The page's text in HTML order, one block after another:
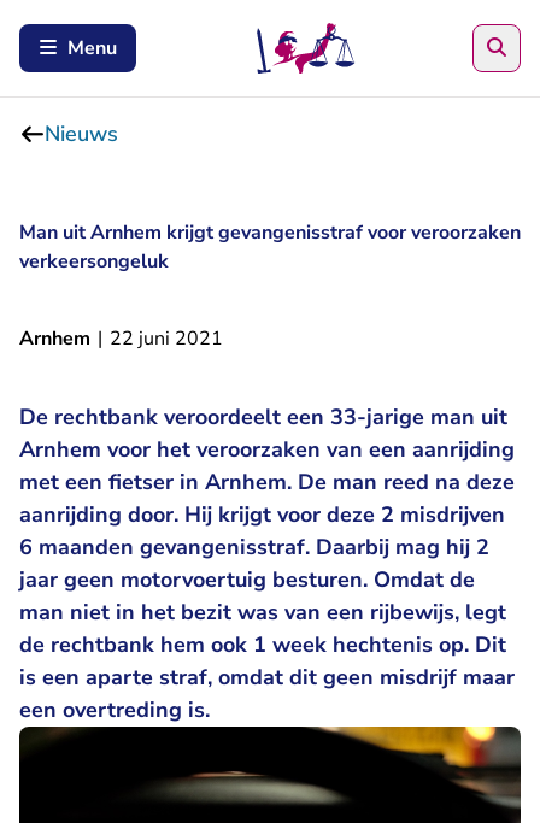
Menu
Nieuws
Man uit Arnhem krijgt gevangenisstraf voor veroorzaken
verkeersongeluk
Arnhem | 22 juni 2021
De rechtbank veroordeelt een 33-jarige man uit
Arnhem voor het veroorzaken van een aanrijding
met een fietser in Arnhem. De man reed na deze
aanrijding door. Hij krijgt voor deze 2 misdrijven
6 maanden gevangenisstraf. Daarbij mag hij 2
jaar geen motorvoertuig besturen. Omdat de
man niet in het bezit was van een rijbewijs, legt
de rechtbank hem ook 1 week hechtenis op. Dit
is een aparte straf, omdat dit geen misdrijf maar
een overtreding is.